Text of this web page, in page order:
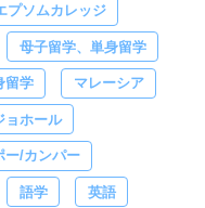
プソムカレッジ
母子留学、単身留学
留学 マレーシア
ョホール
ー/カンパー
語学 英語